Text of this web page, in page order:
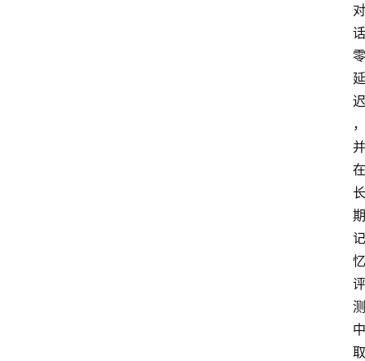
对
话
零
延
迟
，
并
在
长
期
记
忆
评
测
中
取